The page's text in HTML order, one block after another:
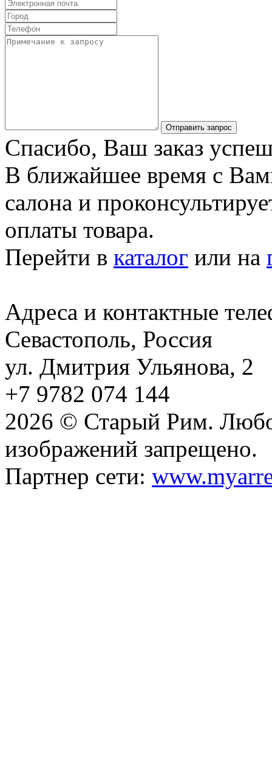
Отправить запрос
Спасибо, Ваш заказ
В ближайшее время с
салона и
оплаты товара.
Перейти в каталог или на
Адреса и контактные
Севастополь, Россия
ул. Дмитрия Ульянова, 2
+7 9782 074 144
2026 © Старый Рим.
изображений запрещено.
Партнер сети: